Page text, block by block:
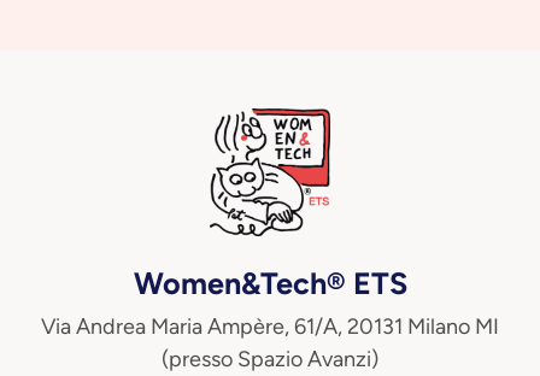
Women&Tech® ETS
Via Andrea Maria Ampère, 61/A, 20131 Milano MI
(presso Spazio Avanzi)